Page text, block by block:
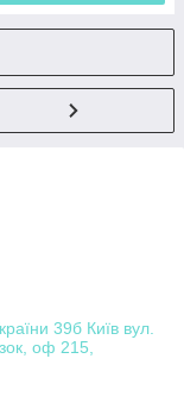
39б Київ вул.
оф 215,